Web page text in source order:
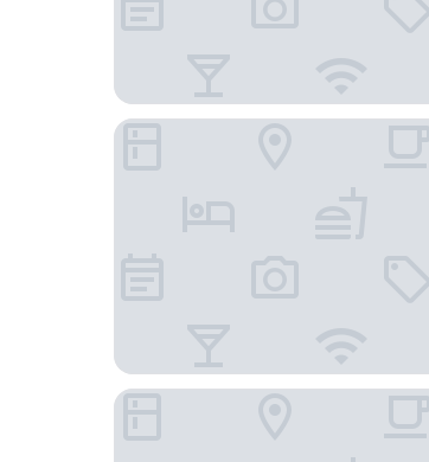
Radisson Collection Hotel,
City Lodge Hotel Victoria And